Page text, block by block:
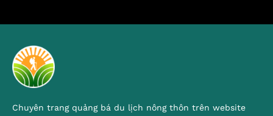
Chuyên trang quảng bá du lịch nông thôn trên website